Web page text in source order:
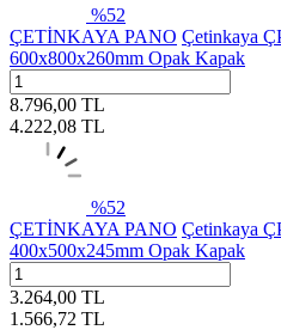
%52
ÇETİNKAYA PANO Çetinkaya
600x800x260mm Opak Kapak
8.796,00 TL
4.222,08 TL
%52
ÇETİNKAYA PANO Çetinkaya
400x500x245mm Opak Kapak
3.264,00 TL
1.566,72 TL